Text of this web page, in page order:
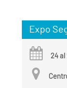
Expo
24